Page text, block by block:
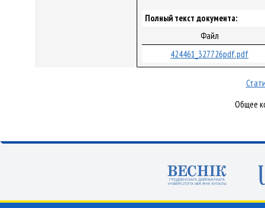
Полный текст документа:
Файл
424461_327726pdf.pdf
Общее